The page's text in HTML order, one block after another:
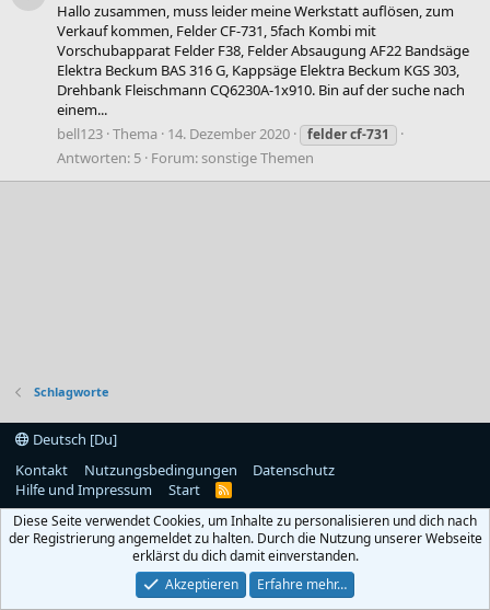
Hallo zusammen, muss leider meine Werkstatt auflösen, zum
Verkauf kommen, Felder CF-731, 5fach Kombi mit
Vorschubapparat Felder F38, Felder Absaugung AF22 Bandsäge
Elektra Beckum BAS 316 G, Kappsäge Elektra Beckum KGS 303,
Drehbank Fleischmann CQ6230A-1x910. Bin auf der suche nach
einem...
bell123 Thema 14. Dezember 2020 feldercf-731
Antworten: 5 Forum:sonstige Themen
Schlagworte
Deutsch [Du]
Kontakt
Nutzungsbedingungen
Datenschutz
Hilfe und Impressum
Start
R
S
Diese Seite verwendet Cookies, um Inhalte zu personalisieren und dich nach
der Registrierung angemeldet zu halten. Durch die Nutzung unserer Webseite
erklärst du dich damit einverstanden.
Akzeptieren
Erfahre mehr…